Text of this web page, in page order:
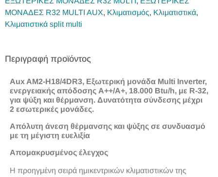
ΜΟΝΑΔΕΣ R32 MULTI AUX, Κλιματισμός, Κλιματιστικά,
Κλιματιστικά split multi
Περιγραφή προϊόντος
Aux AM2-H18/4DR3, Εξωτερική μονάδα Multi Inverter,
ενεργειακής απόδοσης A++/A+, 18.000 Btu/h, με R-32,
για ψύξη και θέρμανση. Δυνατότητα σύνδεσης μέχρι
2 εσωτερικές μονάδες.
Απόλυτη άνεση θέρμανσης και ψύξης σε συνδυασμό
με τη μέγιστη ευελιξία
Απομακρυσμένος έλεγχος
Η προηγμένη σειρά ημικεντρικών κλιματιστικών της